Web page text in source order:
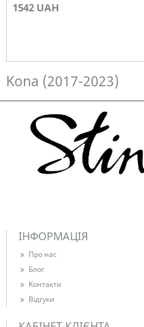
1542 UAH
Kona (2017-2023)
ІНФОРМАЦІЯ
Про нас
Блог
Контакти
Відгуки